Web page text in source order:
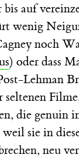
auf
wenig
noch
) oder dass
Lehman
seltenen
die genuin
sie in
neu